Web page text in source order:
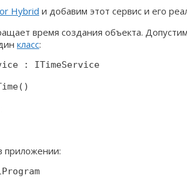
Hybrid и добавим этот сервис и его
время создания объекта.
класс:
: ITimeService
приложении: